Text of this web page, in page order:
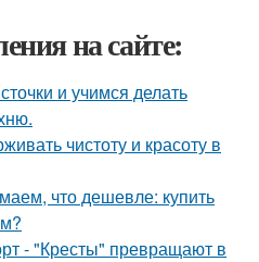
на сайте:
и учимся делать
чистоту и красоту в
что дешевле: купить
- "Кресты" превращают в